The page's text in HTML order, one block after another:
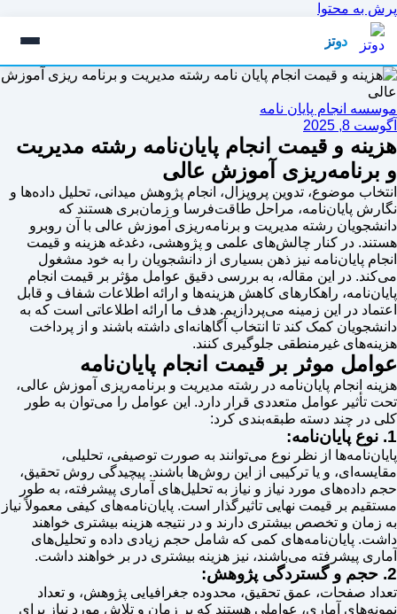
پرش به محتوا
دوتز
موسسه انجام پایان نامه
آگوست 8, 2025
هزینه و قیمت انجام پایان‌نامه رشته مدیریت
و برنامه‌ریزی آموزش عالی
انتخاب موضوع، تدوین پروپزال، انجام پژوهش میدانی، تحلیل داده‌ها و
نگارش پایان‌نامه، مراحل طاقت‌فرسا و زمان‌بری هستند که
دانشجویان رشته مدیریت و برنامه‌ریزی آموزش عالی با آن روبرو
هستند. در کنار چالش‌های علمی و پژوهشی، دغدغه هزینه و قیمت
انجام پایان‌نامه نیز ذهن بسیاری از دانشجویان را به خود مشغول
می‌کند. در این مقاله، به بررسی دقیق عوامل مؤثر بر قیمت انجام
پایان‌نامه، راهکارهای کاهش هزینه‌ها و ارائه اطلاعات شفاف و قابل
اعتماد در این زمینه می‌پردازیم. هدف ما ارائه اطلاعاتی است که به
دانشجویان کمک کند تا انتخاب آگاهانه‌ای داشته باشند و از پرداخت
هزینه‌های غیرمنطقی جلوگیری کنند.
عوامل موثر بر قیمت انجام پایان‌نامه
هزینه انجام پایان‌نامه در رشته مدیریت و برنامه‌ریزی آموزش عالی،
تحت تأثیر عوامل متعددی قرار دارد. این عوامل را می‌توان به طور
کلی در چند دسته طبقه‌بندی کرد:
1. نوع پایان‌نامه:
پایان‌نامه‌ها از نظر نوع می‌توانند به صورت توصیفی، تحلیلی،
مقایسه‌ای، و یا ترکیبی از این روش‌ها باشند. پیچیدگی روش تحقیق،
حجم داده‌های مورد نیاز و نیاز به تحلیل‌های آماری پیشرفته، به طور
مستقیم بر قیمت نهایی تاثیرگذار است. پایان‌نامه‌های کیفی معمولاً نیاز
به زمان و تخصص بیشتری دارند و در نتیجه هزینه بیشتری خواهند
داشت. پایان‌نامه‌های کمی که شامل حجم زیادی داده و تحلیل‌های
آماری پیشرفته می‌باشند، نیز هزینه بیشتری در بر خواهند داشت.
2. حجم و گستردگی پژوهش:
تعداد صفحات، عمق تحقیق، محدوده جغرافیایی پژوهش، و تعداد
نمونه‌های آماری، عواملی هستند که بر زمان و تلاش مورد نیاز برای